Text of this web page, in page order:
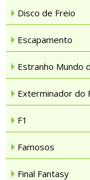
Disco de Freio
Escapamento
Estranho Mundo
Exterminador do
F1
Famosos
Final Fantasy